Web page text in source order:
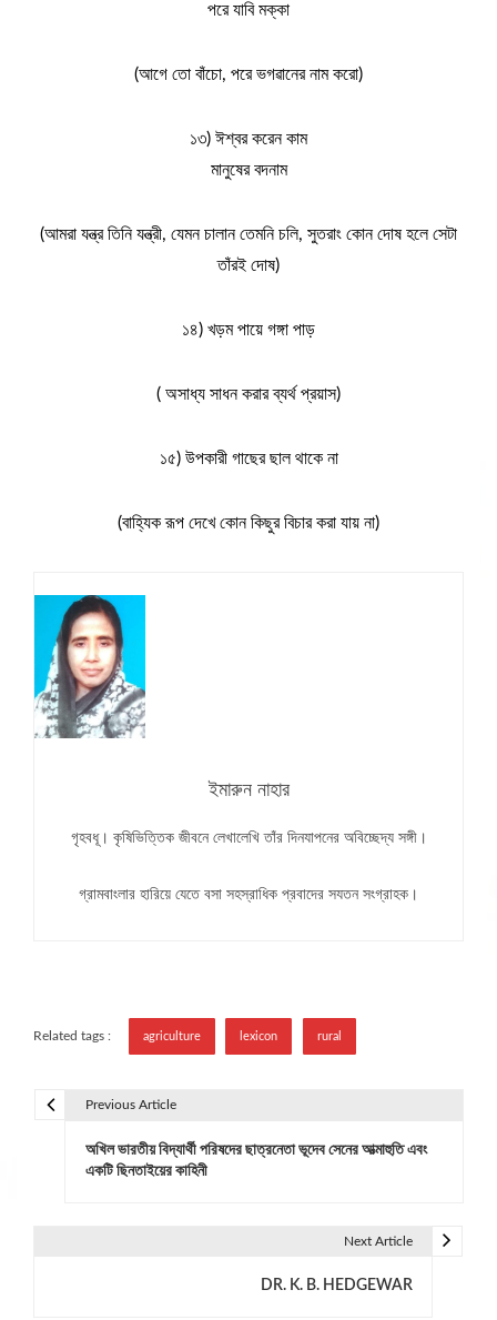
পরে যাবি মক্কা
(আগে তো বাঁচো, পরে ভগৱানের নাম করো)
১৩) ঈশ্বর করেন কাম
মানুষের বদনাম
(আমরা যন্ত্র তিনি যন্ত্রী, যেমন চালান তেমনি চলি, সুতরাং কোন দোষ হলে সেটা
তাঁরই দোষ)
১৪) খড়ম পায়ে গঙ্গা পাড়
( অসাধ্য সাধন করার ব্যর্থ প্রয়াস)
১৫) উপকারী গাছের ছাল থাকে না
(বাহ্যিক রূপ দেখে কোন কিছুর বিচার করা যায় না)
ইমারুন নাহার
গৃহবধূ। কৃষিভিত্তিক জীবনে লেখালেখি তাঁর দিনযাপনের অবিচ্ছেদ্য সঙ্গী।
গ্রামবাংলার হারিয়ে যেতে বসা সহস্রাধিক প্রবাদের সযতন সংগ্রাহক।
Related tags : agriculture lexicon rural
Previous Article
অখিল ভারতীয় বিদ্যার্থী পরিষদের ছাত্রনেতা ভূদেব সেনের আত্মাহুতি এবং
একটি ছিনতাইয়ের কাহিনী
Next Article
DR. K. B. HEDGEWAR